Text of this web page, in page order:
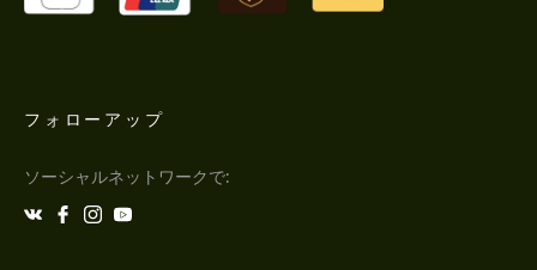
フォローアップ
ソーシャルネットワークで: